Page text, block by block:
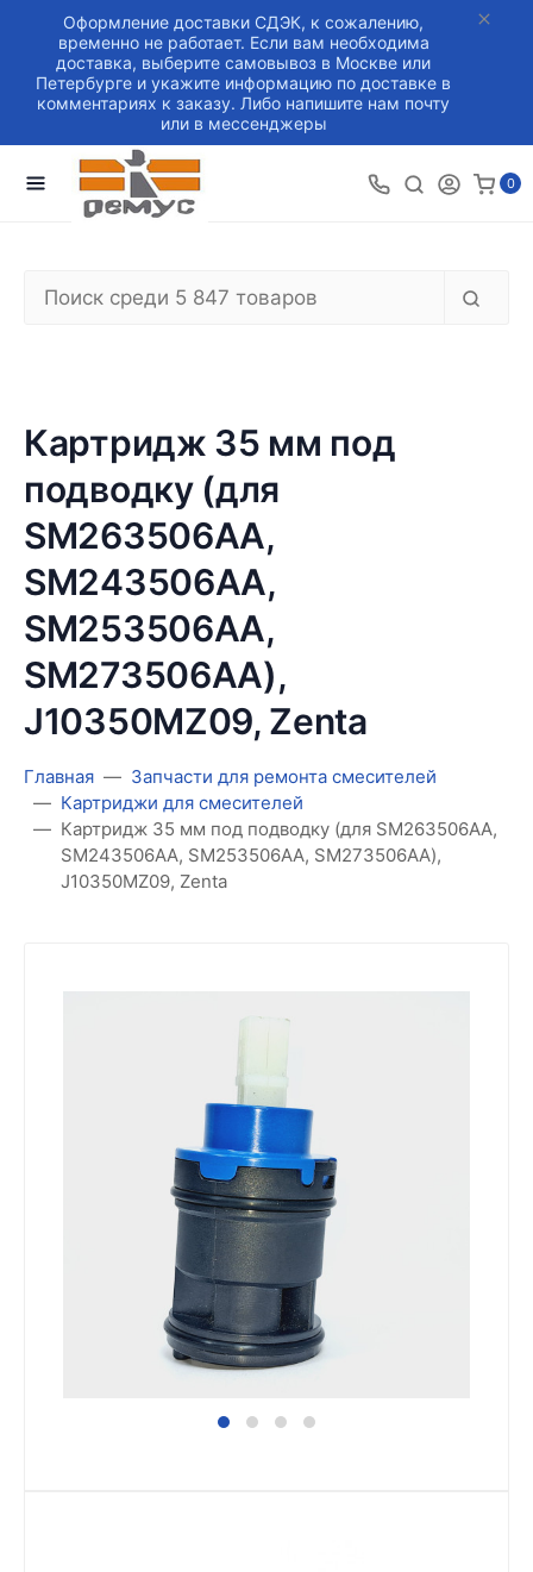
Оформление доставки СДЭК, к сожалению,
временно не работает. Если вам необходима
доставка, выберите самовывоз в Москве или
Петербурге и укажите информацию по доставке в
комментариях к заказу. Либо напишите нам почту
или в мессенджеры
0
Картридж 35 мм под
подводку (для
SM263506AA,
SM243506AA,
SM253506AA,
SM273506AA),
J10350MZ09, Zenta
Главная
Запчасти для ремонта смесителей
Картриджи для смесителей
Картридж 35 мм под подводку (для SM263506AA,
SM243506AA, SM253506AA, SM273506AA),
J10350MZ09, Zenta